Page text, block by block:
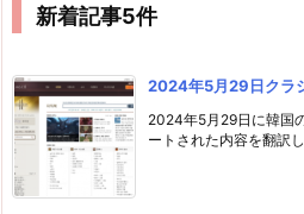
新着記事5件
2024年5月29日クラ
2024年5月29日に韓国
ートされた内容を翻訳